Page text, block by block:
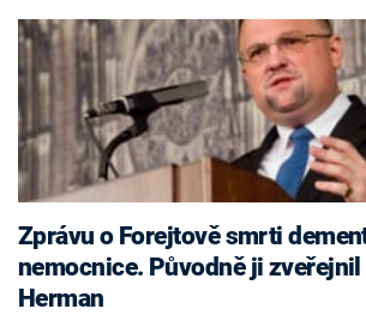
Zprávu o Forejtově smrti
nemocnice. Původně ji
Herman